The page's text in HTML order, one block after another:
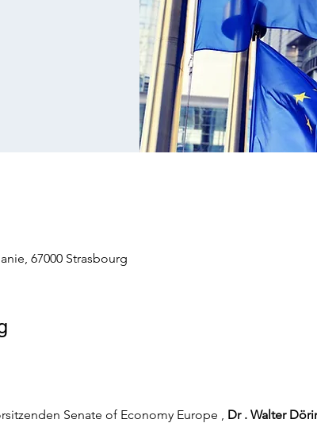
67000 Strasbourg
Senate of Economy Europe , Dr . Walter